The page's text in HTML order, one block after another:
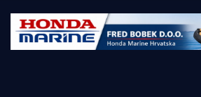
Početna